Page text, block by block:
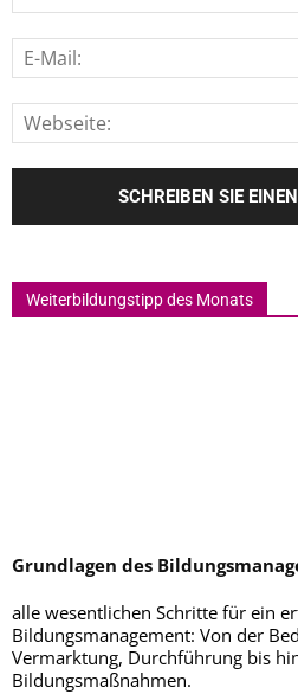
Weiterbildungstipp des Monats
Grundlagen des
alle wesentlichen Schritte für ein
Bildungsmanagement: Von der
Vermarktung, Durchführung bis
Bildungsmaßnahmen.